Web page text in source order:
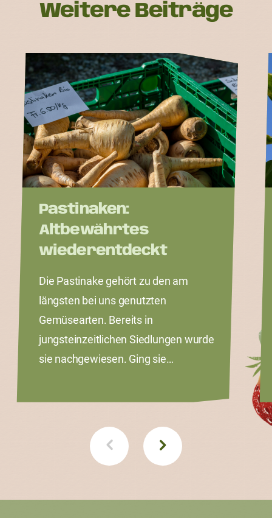
Weitere Beiträge
Pastinaken:
Altbewährtes
wiederentdeckt
Die Pastinake gehört zu den am
längsten bei uns genutzten
Gemüsearten. Bereits in
jungsteinzeitlichen Siedlungen wurde
sie nachgewiesen. Ging sie…